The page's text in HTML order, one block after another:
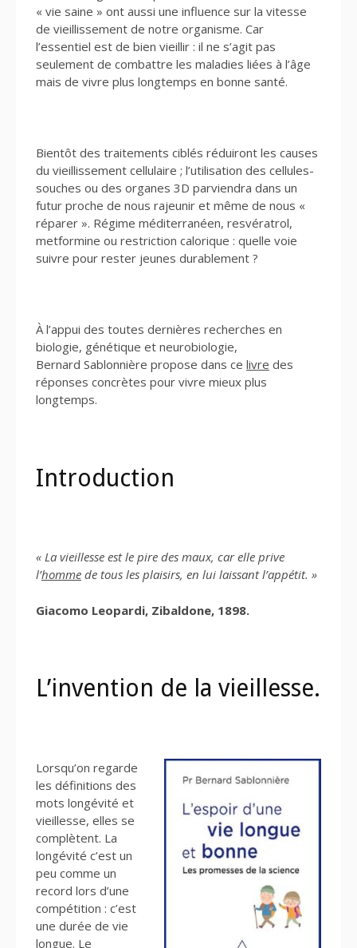
« vie saine » ont aussi une influence sur la vitesse
de vieillissement de notre organisme. Car
l’essentiel est de bien vieillir : il ne s’agit pas
seulement de combattre les maladies liées à l’âge
mais de vivre plus longtemps en bonne santé.
Bientôt des traitements ciblés réduiront les causes
du vieillissement cellulaire ; l’utilisation des cellules-
souches ou des organes 3D parviendra dans un
futur proche de nous rajeunir et même de nous «
réparer ». Régime méditerranéen, resvératrol,
metformine ou restriction calorique : quelle voie
suivre pour rester jeunes durablement ?
À l’appui des toutes dernières recherches en
biologie, génétique et neurobiologie,
Bernard Sablonnière propose dans ce livre des
réponses concrètes pour vivre mieux plus
longtemps.
Introduction
« La vieillesse est le pire des maux, car elle prive
l’homme de tous les plaisirs, en lui laissant l’appétit. »
Giacomo Leopardi, Zibaldone, 1898.
L’invention de la vieillesse.
Lorsqu’on regarde
les définitions des
mots longévité et
vieillesse, elles se
complètent. La
longévité c’est un
peu comme un
record lors d’une
compétition : c’est
une durée de vie
longue. Le